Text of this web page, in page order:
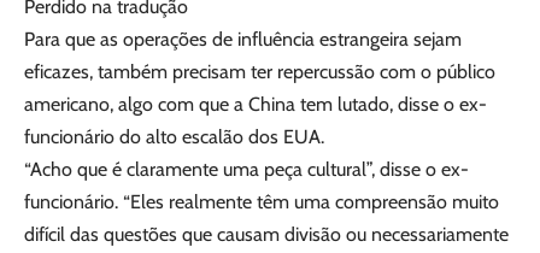
Perdido na tradução
Para que as operações de influência estrangeira sejam
eficazes, também precisam ter repercussão com o público
americano, algo com que a China tem lutado, disse o ex-
funcionário do alto escalão dos EUA.
“Acho que é claramente uma peça cultural”, disse o ex-
funcionário. “Eles realmente têm uma compreensão muito
difícil das questões que causam divisão ou necessariamente